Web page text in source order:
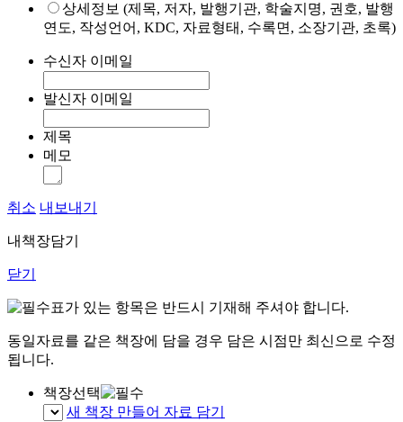
상세정보 (제목, 저자, 발행기관, 학술지명, 권호, 발행
연도, 작성언어, KDC, 자료형태, 수록면, 소장기관, 초록)
수신자 이메일
발신자 이메일
제목
메모
취소 내보내기
내책장담기
닫기
표가 있는 항목은 반드시 기재해 주셔야 합니다.
동일자료를 같은 책장에 담을 경우 담은 시점만 최신으로 수정
됩니다.
책장선택
새 책장 만들어 자료 담기